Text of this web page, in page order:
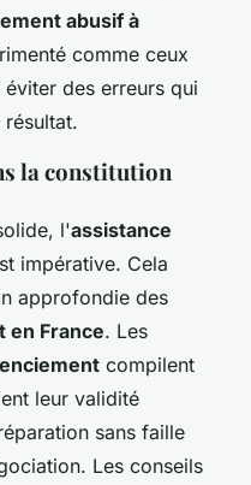
abusif à
comme ceux
des erreurs qui
la constitution
l'assistance
impérative. Cela
approfondie des
en France. Les
compilent
leur validité
sans faille
Les conseils